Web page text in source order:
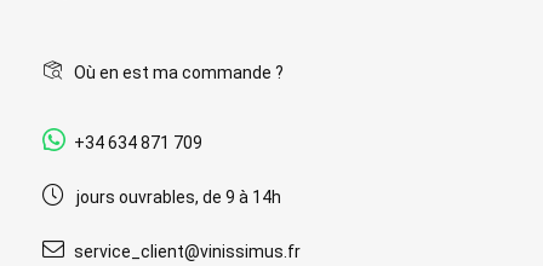
Où en est ma commande ?
+34 634 871 709
jours ouvrables, de 9 à 14h
service_client@vinissimus.fr